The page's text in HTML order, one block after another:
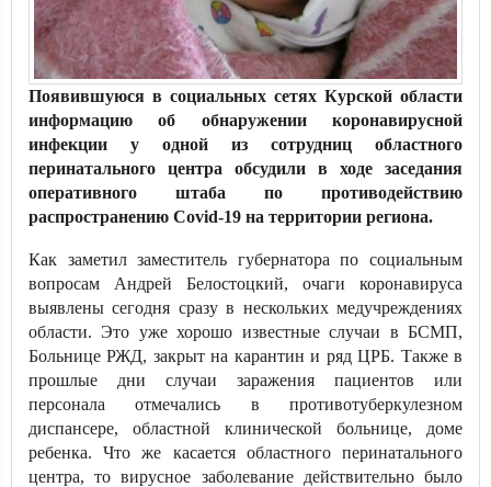
Появившуюся в социальных сетях Курской области
информацию об обнаружении коронавирусной
инфекции у одной из сотрудниц областного
перинатального центра обсудили в ходе заседания
оперативного штаба по противодействию
распространению Covid-19 на территории региона.
Как заметил заместитель губернатора по социальным
вопросам Андрей Белостоцкий, очаги коронавируса
выявлены сегодня сразу в нескольких медучреждениях
области. Это уже хорошо известные случаи в БСМП,
Больнице РЖД, закрыт на карантин и ряд ЦРБ. Также в
прошлые дни случаи заражения пациентов или
персонала отмечались в противотуберкулезном
диспансере, областной клинической больнице, доме
ребенка. Что же касается областного перинатального
центра, то вирусное заболевание действительно было